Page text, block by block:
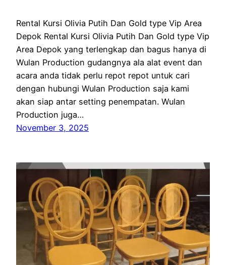
Rental Kursi Olivia Putih Dan Gold type Vip Area
Depok Rental Kursi Olivia Putih Dan Gold type Vip
Area Depok yang terlengkap dan bagus hanya di
Wulan Production gudangnya ala alat event dan
acara anda tidak perlu repot repot untuk cari
dengan hubungi Wulan Production saja kami
akan siap antar setting penempatan. Wulan
Production juga…
November 3, 2025